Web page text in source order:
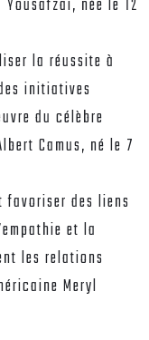
née le 12
la réussite à
initiatives
du célèbre
Camus, né le 7
favoriser des liens
et la
les relations
Meryl